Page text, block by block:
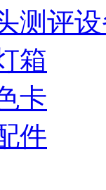
测评
箱
卡
件